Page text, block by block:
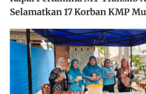
Selamatkan 17 Korban KMP